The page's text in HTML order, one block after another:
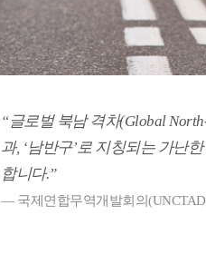
“글로벌 북남 격차(Global
과, ‘남반구’로 지칭되는 가난
합니다.”
— 국제연합무역개발회의